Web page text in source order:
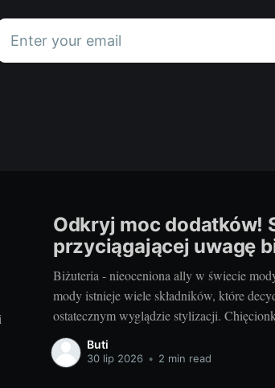
Enter your email
Odkryj moc dodatków!
przyciągającej uwagę
Biżuteria - nieoceniona ally w świecie
mody istnieje wiele składników, które
ostatecznym wyglądzie stylizacji.
historię naszego stylu, jest oczywiście
jednak nie dodaje życia do tej historii, jak
Buti
30 lip 2026 • 2 min read